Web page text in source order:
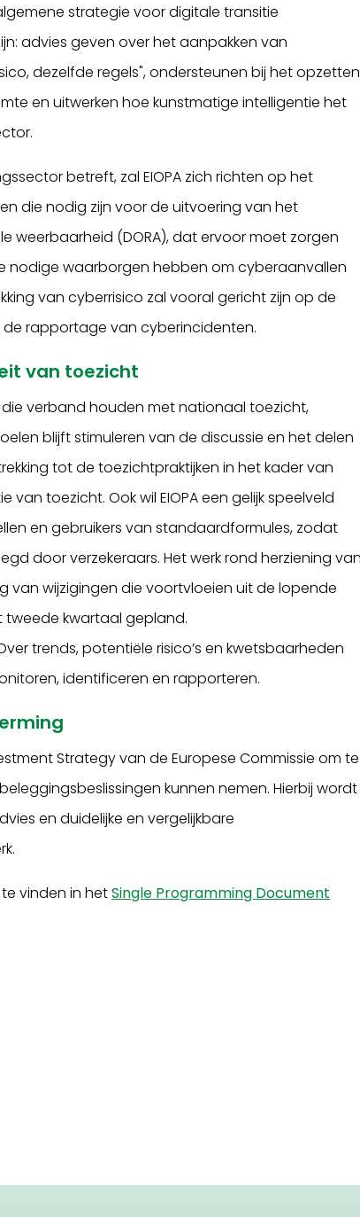
strategie voor digitale transitie
advies geven over het aanpakken van
dezelfde regels", ondersteunen bij het opzetten
en uitwerken hoe kunstmatige intelligentie het
betreft, zal EIOPA zich richten op het
die nodig zijn voor de uitvoering van het
weerbaarheid (DORA), dat ervoor moet zorgen
nodige waarborgen hebben om cyberaanvallen
van cyberrisico zal vooral gericht zijn op de
de rapportage van cyberincidenten.
van toezicht
die verband houden met nationaal toezicht,
blijft stimuleren van de discussie en het delen
tot de toezichtpraktijken in het kader van
toezicht. Ook wil EIOPA een gelijk speelveld
en gebruikers van standaardformules, zodat
door verzekeraars. Het werk rond herziening
van wijzigingen die voortvloeien uit de lopende
tweede kwartaal gepland.
trends, potentiële risico’s en kwetsbaarheden
identificeren en rapporteren.
Strategy van de Europese Commissie om te
kunnen nemen. Hierbij wordt
en duidelijke en vergelijkbare
te vinden in hetSingle Programming Document